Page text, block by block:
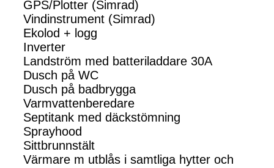
GPS/Plotter (Simrad)
Vindinstrument (Simrad)
Ekolod + logg
Inverter
Landström med batteriladdare 30A
Dusch på WC
Dusch på badbrygga
Varmvattenberedare
Septitank med däckstömning
Sprayhood
Sittbrunnstält
Värmare m utblås i samtliga hytter och